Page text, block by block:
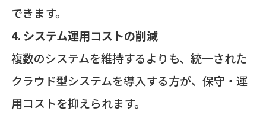
できます。
4. システム運用コストの削減
複数のシステムを維持するよりも、統一された
クラウド型システムを導入する方が、保守・運
用コストを抑えられます。